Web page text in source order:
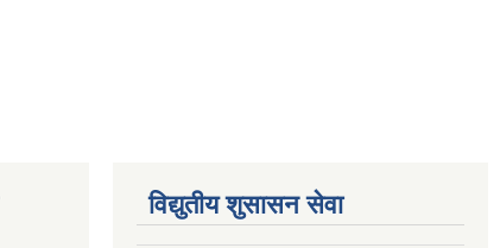
विद्युतीय शुसासन सेवा